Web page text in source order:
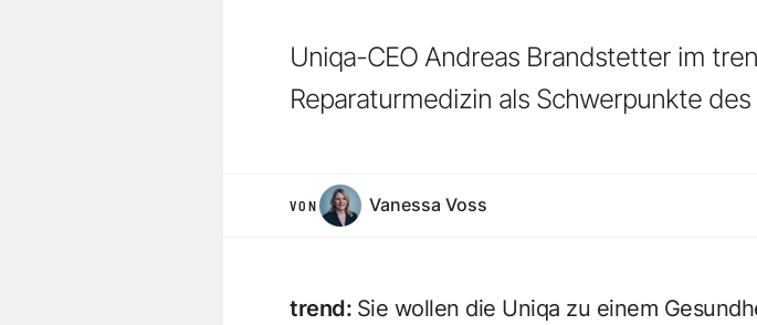
Uniqa-CEO Andreas Brandstetter im
Reparaturmedizin als Schwerpunkte
VON Vanessa Voss
trend: Sie wollen die Uniqa zu einem